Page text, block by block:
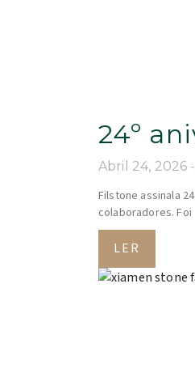
24º
Abril 24, 2026
Filstone assinala
colaboradores. Foi
LER